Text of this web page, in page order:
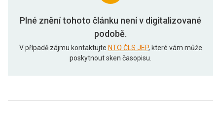
Plné znění tohoto článku není v digitalizované
podobě.
V případě zájmu kontaktujte NTO ČLS JEP, které vám může
poskytnout sken časopisu.